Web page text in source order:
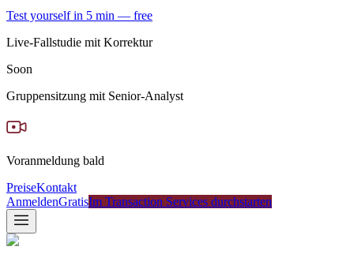
Test yourself in 5 min — free
Live-Fallstudie mit Korrektur
Soon
Gruppensitzung mit Senior-Analyst
Voranmeldung bald
PreiseKontakt
AnmeldenGratisIm Transaction Services durchstarten